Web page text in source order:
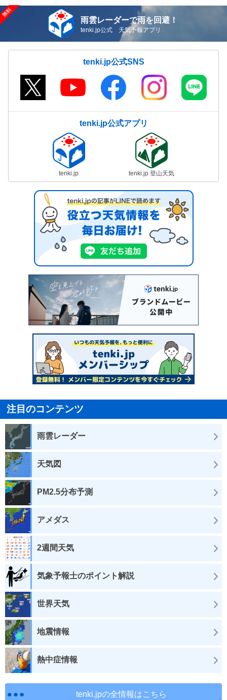
雨雲レーダーで雨を回避！
tenki.jp公式 天気予報アプリ
tenki.jp公式SNS
tenki.jp公式アプリ
tenki.jp tenki.jp 登山天気
注目のコンテンツ
雨雲レーダー
天気図
PM2.5分布予測
アメダス
2週間天気
気象予報士のポイント解説
世界天気
地震情報
熱中症情報
tenki.jpの全情報はこちら